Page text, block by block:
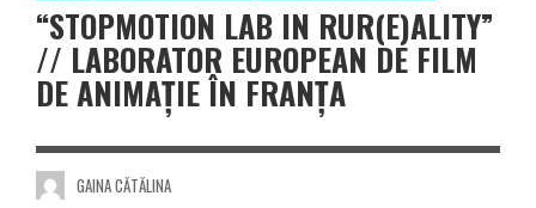
“STOPMOTION LAB IN RUR(E)ALITY”
// LABORATOR EUROPEAN DE FILM
DE ANIMAȚIE ÎN FRANȚA
GAINA CĂTĂLINA